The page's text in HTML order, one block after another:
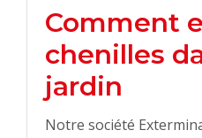
Comment
chenilles
jardin
Notre société